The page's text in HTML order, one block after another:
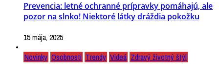
Prevencia: letné ochranné prípravky pomáhajú, ale
pozor na slnko! Niektoré látky dráždia pokožku
15 mája, 2025
Novinky Osobnosti Trendy Videá Zdravý životný štýl